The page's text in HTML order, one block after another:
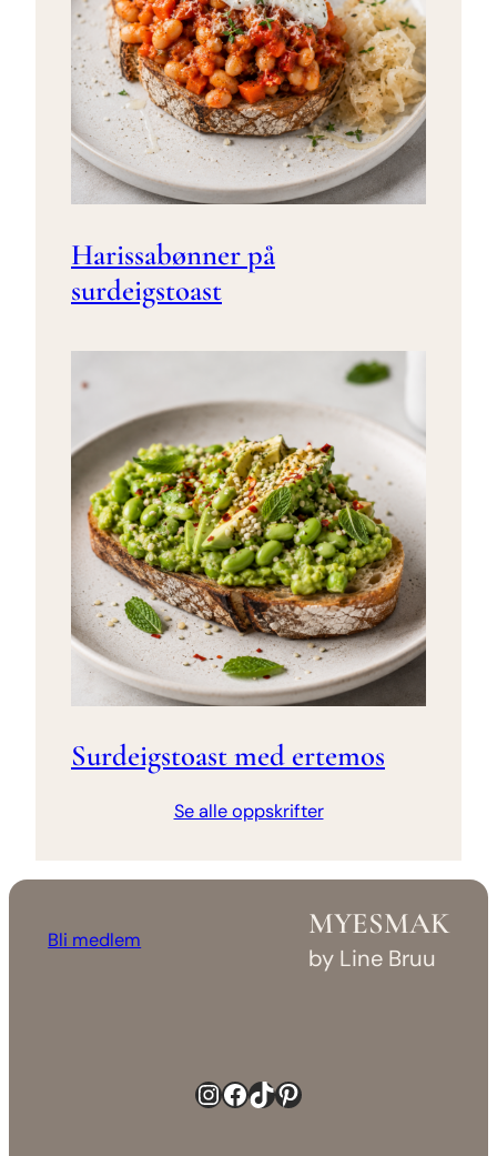
Harissabønner på
surdeigstoast
Surdeigstoast med ertemos
Se alle oppskrifter
Bli medlem MYESMAK
by Line Bruu
Instagram
Facebook
TikTok
Pinterest